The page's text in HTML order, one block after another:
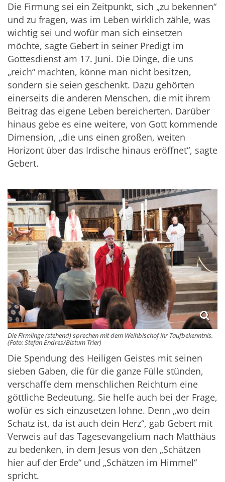
Die Firmung sei ein Zeitpunkt, sich „zu bekennen“
und zu fragen, was im Leben wirklich zähle, was
wichtig sei und wofür man sich einsetzen
möchte, sagte Gebert in seiner Predigt im
Gottesdienst am 17. Juni. Die Dinge, die uns
„reich“ machten, könne man nicht besitzen,
sondern sie seien geschenkt. Dazu gehörten
einerseits die anderen Menschen, die mit ihrem
Beitrag das eigene Leben bereicherten. Darüber
hinaus gebe es eine weitere, von Gott kommende
Dimension, „die uns einen großen, weiten
Horizont über das Irdische hinaus eröffnet“, sagte
Gebert.
Die Firmlinge (stehend) sprechen mit dem Weihbischof ihr Taufbekenntnis.
(Foto: Stefan Endres/Bistum Trier)
Die Spendung des Heiligen Geistes mit seinen
sieben Gaben, die für die ganze Fülle stünden,
verschaffe dem menschlichen Reichtum eine
göttliche Bedeutung. Sie helfe auch bei der Frage,
wofür es sich einzusetzen lohne. Denn „wo dein
Schatz ist, da ist auch dein Herz“, gab Gebert mit
Verweis auf das Tagesevangelium nach Matthäus
zu bedenken, in dem Jesus von den „Schätzen
hier auf der Erde“ und „Schätzen im Himmel“
spricht.